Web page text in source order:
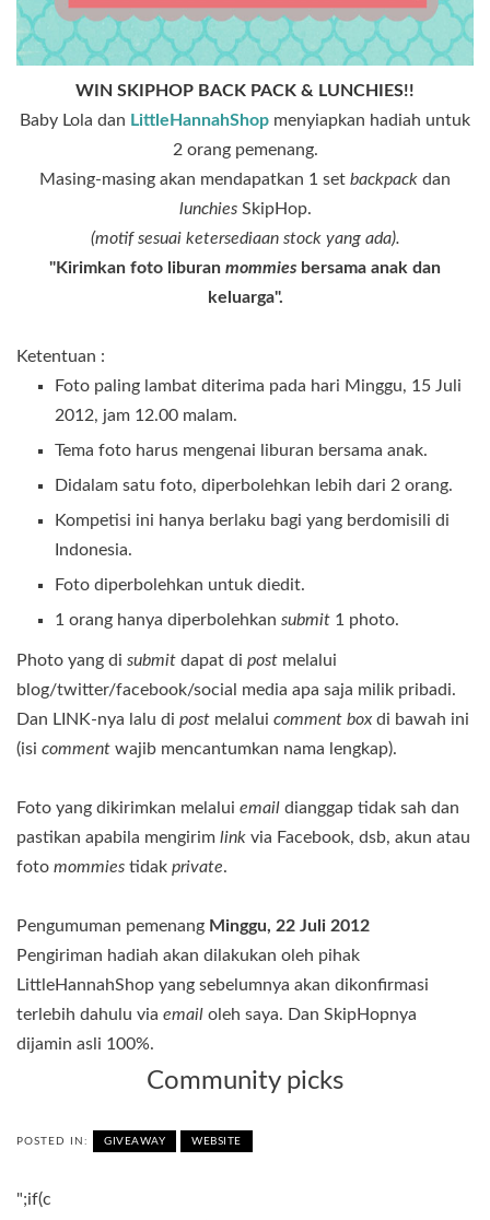
WIN SKIPHOP BACK PACK & LUNCHIES!!
Baby Lola dan LittleHannahShop menyiapkan hadiah untuk
2 orang pemenang.
Masing-masing akan mendapatkan 1 set backpack dan
lunchiesSkipHop.
(motif sesuai ketersediaan stock yang ada).
"Kirimkan foto liburan mommies bersama anak dan
keluarga".
Ketentuan :
Foto paling lambat diterima pada hari Minggu, 15 Juli
2012, jam 12.00 malam.
Tema foto harus mengenai liburan bersama anak.
Didalam satu foto, diperbolehkan lebih dari 2 orang.
Kompetisi ini hanya berlaku bagi yang berdomisili di
Indonesia.
Foto diperbolehkan untuk diedit.
1 orang hanya diperbolehkan submit 1 photo.
Photo yang di submit dapat di post melalui
blog/twitter/facebook/social media apa saja milik pribadi.
Dan LINK-nya lalu di post melalui comment boxdi bawah ini
(isi comment wajib mencantumkan nama lengkap).
Foto yang dikirimkan melalui email dianggap tidak sah dan
pastikan apabila mengirim link via Facebook, dsb, akun atau
foto mommies tidak private.
Pengumuman pemenang Minggu, 22 Juli 2012
Pengiriman hadiah akan dilakukan oleh pihak
LittleHannahShop yang sebelumnya akan dikonfirmasi
terlebih dahulu via email oleh saya. Dan SkipHopnya
dijamin asli 100%.
Community picks
POSTED IN: GIVEAWAY WEBSITE
";if(c